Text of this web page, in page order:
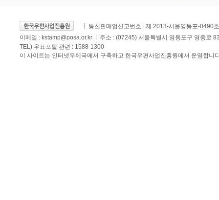
통신판매업신고번호 : 제 2013-서울영등포-0490호
이메일 : kstamp@posa.or.kr
주소 : (07245) 서울특별시 영등포구 영중로
TEL) 우표포털 관련 : 1588-1300
이 사이트는 인터넷우체국에서 구축하고 한국우편사업진흥원에서 운영합니